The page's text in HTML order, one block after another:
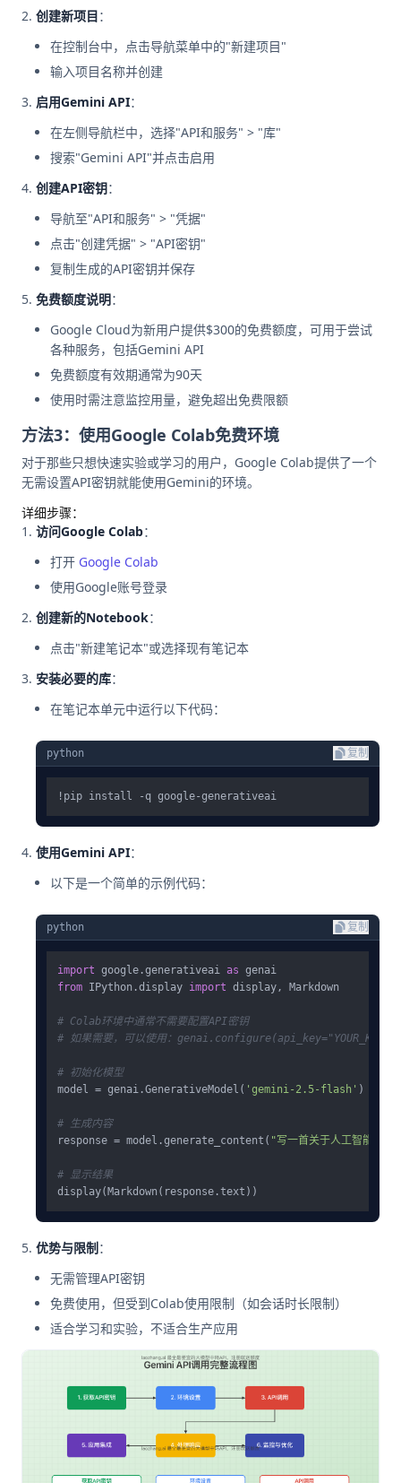
创建新项目：
在控制台中，点击导航菜单中的"新建项目"
输入项目名称并创建
启用Gemini API：
在左侧导航栏中，选择"API和服务" > "库"
搜索"Gemini API"并点击启用
创建API密钥：
导航至"API和服务" > "凭据"
点击"创建凭据" > "API密钥"
复制生成的API密钥并保存
免费额度说明：
Google Cloud为新用户提供$300的免费额度，可用于尝试
各种服务，包括Gemini API
免费额度有效期通常为90天
使用时需注意监控用量，避免超出免费限额
方法3：使用Google Colab免费环境
对于那些只想快速实验或学习的用户，Google Colab提供了一个
无需设置API密钥就能使用Gemini的环境。
详细步骤：
访问Google Colab：
打开 Google Colab
使用Google账号登录
创建新的Notebook：
点击"新建笔记本"或选择现有笔记本
安装必要的库：
在笔记本单元中运行以下代码：
python 复制
使用Gemini API：
以下是一个简单的示例代码：
python 复制
import google.generativeai as
from IPython.display import display, Markdown
# Colab环境中通常不需要配置API密钥
# 如果需要，可以使用：genai.configure(api_key="YOUR_KEY")
# 初始化模型
model = genai.GenerativeModel( 'gemini-2.5-flash' )
# 生成内容
response = model.generate_content( "写一首关于人工智能的短
# 显示结果
优势与限制 ：
无需管理API密钥
免费使用，但受到Colab使用限制（如会话时长限制）
适合学习和实验，不适合生产应用